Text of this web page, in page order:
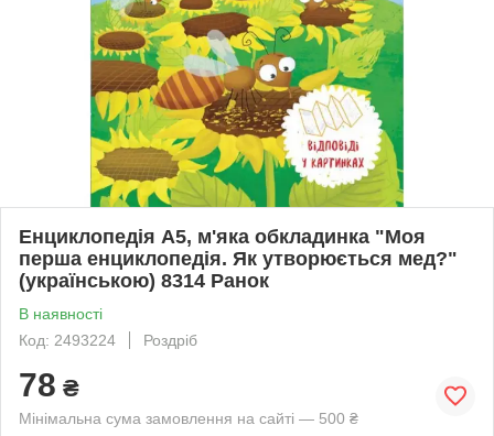
Енциклопедія А5, м'яка обкладинка "Моя
перша енциклопедія. Як утворюється мед?"
(українською) 8314 Ранок
В наявності
Код: 2493224
Роздріб
78 ₴
Мінімальна сума замовлення на сайті — 500 ₴